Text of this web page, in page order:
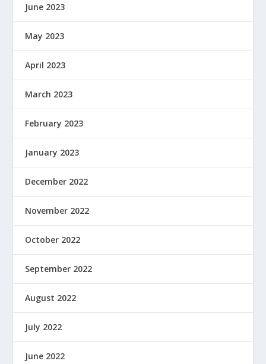
June 2023
May 2023
April 2023
March 2023
February 2023
January 2023
December 2022
November 2022
October 2022
September 2022
August 2022
July 2022
June 2022